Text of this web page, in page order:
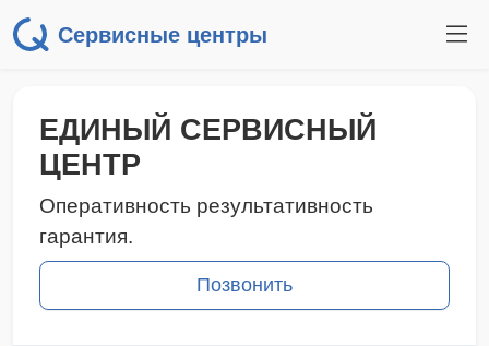
Сервисные центры
ЕДИНЫЙ СЕРВИСНЫЙ
ЦЕНТР
Оперативность результативность
гарантия.
Позвонить